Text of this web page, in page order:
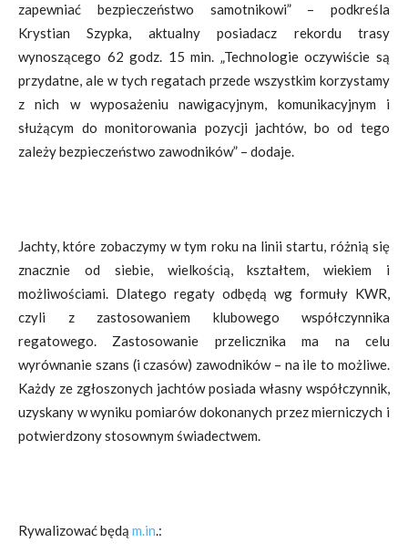
zapewniać bezpieczeństwo samotnikowi” – podkreśla
Krystian Szypka, aktualny posiadacz rekordu trasy
wynoszącego 62 godz. 15 min. „Technologie oczywiście są
przydatne, ale w tych regatach przede wszystkim korzystamy
z nich w wyposażeniu nawigacyjnym, komunikacyjnym i
służącym do monitorowania pozycji jachtów, bo od tego
zależy bezpieczeństwo zawodników” – dodaje.
Jachty, które zobaczymy w tym roku na linii startu, różnią się
znacznie od siebie, wielkością, kształtem, wiekiem i
możliwościami. Dlatego regaty odbędą wg formuły KWR,
czyli z zastosowaniem klubowego współczynnika
regatowego. Zastosowanie przelicznika ma na celu
wyrównanie szans (i czasów) zawodników – na ile to możliwe.
Każdy ze zgłoszonych jachtów posiada własny współczynnik,
uzyskany w wyniku pomiarów dokonanych przez mierniczych i
potwierdzony stosownym świadectwem.
Rywalizować będą m.in.: